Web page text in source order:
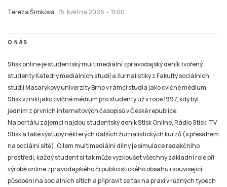
Tereza Šimková 15. května 2026 • 11:00
O NÁS
Stisk online je studentský multimediální zpravodajský deník tvořený
studenty Katedry mediálních studií a žurnalistiky z Fakulty sociálních
studií Masarykovy univerzity Brno v rámci studia jako cvičné médium.
Stisk vznikl jako cvičné médium pro studenty už v roce 1997, kdy byl
jedním z prvních internetových časopisů v České republice.
Na portálu zájemci najdou studentský deník Stisk Online, Rádio Stisk, TV
Stisk a také výstupy některých dalších žurnalistických kurzů (s přesahem
na sociální sítě). Cílem multimediální dílny je simulace redakčního
prostředí, každý student si tak může vyzkoušet všechny základní role při
výrobě online zpravodajského či publicistického obsahu i související
působení na sociálních sítích a připravit se tak na praxi v různých typech